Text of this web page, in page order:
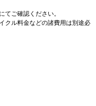
てご確認ください。
クル料金などの諸費用は別途必